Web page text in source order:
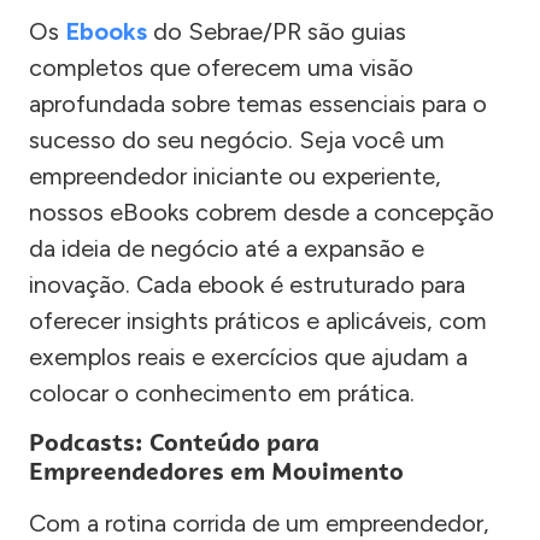
Os Ebooks do Sebrae/PR são guias
completos que oferecem uma visão
aprofundada sobre temas essenciais para o
sucesso do seu negócio. Seja você um
empreendedor iniciante ou experiente,
nossos eBooks cobrem desde a concepção
da ideia de negócio até a expansão e
inovação. Cada ebook é estruturado para
oferecer insights práticos e aplicáveis, com
exemplos reais e exercícios que ajudam a
colocar o conhecimento em prática.
Podcasts: Conteúdo para
Empreendedores em Movimento
Com a rotina corrida de um empreendedor,